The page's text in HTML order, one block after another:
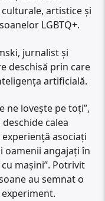
artistice și
LGBTQ+.
jurnalist și
deschisă prin care
artificială.
ne lovește pe toți”,
calea
asociați
oamenii angajați în
mașini”. Potrivit
au semnat o